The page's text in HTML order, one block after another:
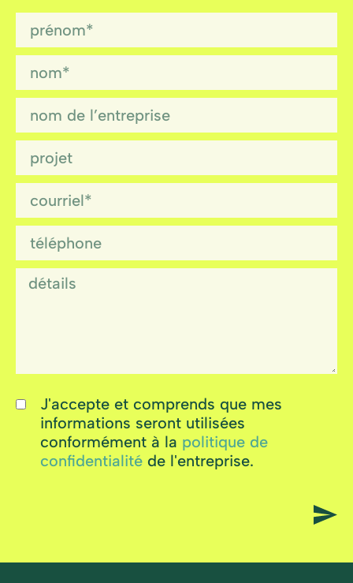
J'accepte et comprends que mes
informations seront utilisées
conformément à la politique de
confidentialité de l'entreprise.